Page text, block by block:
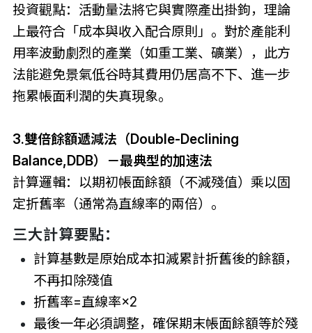
投資觀點：活動量法將它與實際產出掛鉤，理論
上最符合「成本與收入配合原則」。對於產能利
用率波動劇烈的產業（如重工業、礦業），此方
法能避免景氣低谷時其費用仍居高不下、進一步
拖累帳面利潤的失真現象。
3.雙倍餘額遞減法（Double-Declining
Balance,DDB）－最典型的加速法
計算邏輯：以期初帳面餘額（不減殘值）乘以固
定折舊率（通常為直線率的兩倍）。
三大計算要點：
計算基數是原始成本扣減累計折舊後的餘額，
不再扣除殘值
折舊率=直線率×2
最後一年必須調整，確保期末帳面餘額等於殘